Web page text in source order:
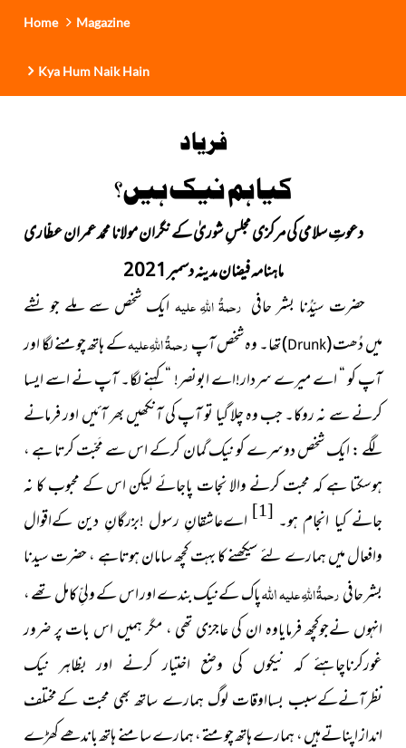
Home Magazine
Kya Hum Naik Hain
فریاد
کیا ہم نیک ہیں؟
دعوتِ سلامی کی مرکزی مجلسِ شوریٰ کے نگران مولانا محمد عمران عطّاری
ماہنامہ فیضان مدینہ دسمبر2021
حضرت سیِّدُنا بشر حافی رحمۃُ اللہِ علیہ ایک شخص سے ملے جو نشے
میںدُھت(
Drunk
)تھا۔ وہ شخص آپرحمۃُ اللہِ علیہکے ہاتھ چومنے لگا اور
آپ کو “ اے میرے سردار!اے ابونصر! “ کہنے لگا۔ آپ نے اسے ایسا
کرنے سے نہ روکا۔ جب وہ چلا گیا تو آپ کی آنکھیں بھر آئیں اور فرمانے
لگے : ایک شخص دوسرے کو نیک گمان کرکے اس سے مَحبّت کرتا ہے ،
ہوسکتا ہے کہ محبت کرنے والا نجات پاجائے لیکن اس کے محبوب کا نہ
جانے کیا انجام ہو۔ [1] اےعاشقانِ رسول !بزرگانِ دین کےاقوال
وافعال میں ہمارے لئے سیکھنے کا بہت کچھ سامان ہوتاہے ، حضرت سیدنا
بشر حافیرحمۃُ اللہِ علیہاللہپاک کےنیک بندے اور اس کے ولیِّ کامل تھے ،
انہوں نےجوکچھ فرمایاوہ ان کی عاجزی تھی ، مگر ہمیں اس بات پر ضرور
غورکرناچاہئے کہ نیکوں کی وضع اختیار کرنے اور بظاہر نیک
نظرآنےکےسبب بسااوقات لوگ ہمارے ساتھ بھی محبت کےمختلف
انداز اپناتےہیں ، ہمارے ہاتھ چومتے ، ہمارے سامنے ہاتھ باندھے کھڑے